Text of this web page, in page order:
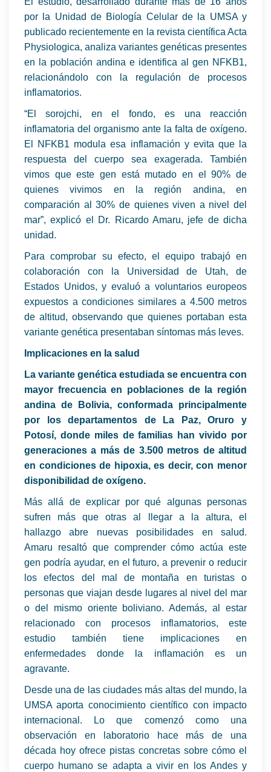
por la Unidad de Biología Celular de la UMSA y
publicado recientemente en la revista científica Acta
Physiologica, analiza variantes genéticas presentes
en la población andina e identifica al gen NFKB1,
relacionándolo con la regulación de procesos
inflamatorios.
“El sorojchi, en el fondo, es una reacción
inflamatoria del organismo ante la falta de oxígeno.
El NFKB1 modula esa inflamación y evita que la
respuesta del cuerpo sea exagerada. También
vimos que este gen está mutado en el 90% de
quienes vivimos en la región andina, en
comparación al 30% de quienes viven a nivel del
mar”, explicó el Dr. Ricardo Amaru, jefe de dicha
unidad.
Para comprobar su efecto, el equipo trabajó en
colaboración con la Universidad de Utah, de
Estados Unidos, y evaluó a voluntarios europeos
expuestos a condiciones similares a 4.500 metros
de altitud, observando que quienes portaban esta
variante genética presentaban síntomas más leves.
Implicaciones en la salud
La variante genética estudiada se encuentra con
mayor frecuencia en poblaciones de la región
andina de Bolivia, conformada principalmente
por los departamentos de La Paz, Oruro y
Potosí, donde miles de familias han vivido por
generaciones a más de 3.500 metros de altitud
en condiciones de hipoxia, es decir, con menor
disponibilidad de oxígeno.
Más allá de explicar por qué algunas personas
sufren más que otras al llegar a la altura, el
hallazgo abre nuevas posibilidades en salud.
Amaru resaltó que comprender cómo actúa este
gen podría ayudar, en el futuro, a prevenir o reducir
los efectos del mal de montaña en turistas o
personas que viajan desde lugares al nivel del mar
o del mismo oriente boliviano. Además, al estar
relacionado con procesos inflamatorios, este
estudio también tiene implicaciones en
enfermedades donde la inflamación es un
agravante.
Desde una de las ciudades más altas del mundo, la
UMSA aporta conocimiento científico con impacto
internacional. Lo que comenzó como una
observación en laboratorio hace más de una
década hoy ofrece pistas concretas sobre cómo el
cuerpo humano se adapta a vivir en los Andes y